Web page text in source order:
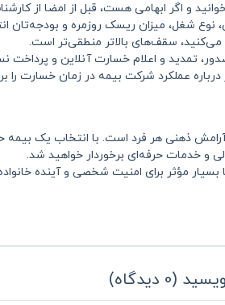
و اگر ابهامی هست، قبل از امضا از
شغل، میزان ریسک روزمره و بودجه‌تان
می‌کنید، سقف‌های بالاتر منطقی‌تر است.
تمدید و اعلام خسارت آنلاین و پرداخت
درباره عملکرد شرکت بیمه در زمان خسارت را
آرامش ذهنی هر فرد است. با انتخاب یک
و خدمات حرفه‌ای برخوردار خواهید شد.
مؤثر برای امنیت شخصی و آینده
(
0 دیدگاه)